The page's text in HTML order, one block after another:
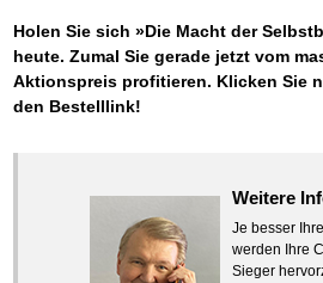
Holen Sie sich »Die Macht der
heute. Zumal Sie gerade jetzt vom
Aktionspreis profitieren. Klicken Sie
den Bestelllink!
Weitere
Je besser
werden Ihre
Sieger